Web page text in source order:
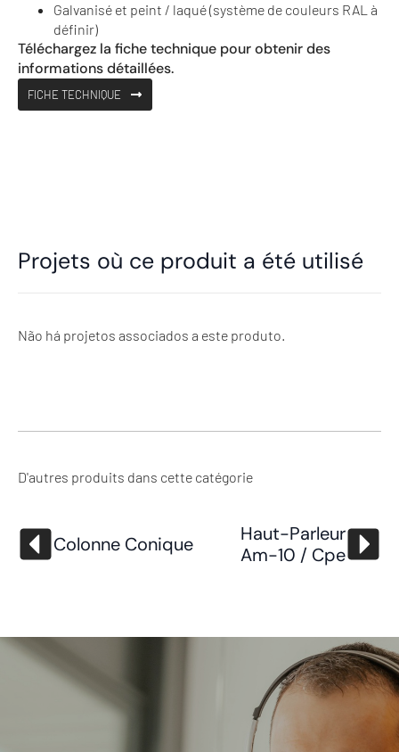
Galvanisé et peint / laqué (système de couleurs RAL à
définir)
Téléchargez la fiche technique pour obtenir des
informations détaillées.
FICHE TECHNIQUE
Projets où ce produit a été utilisé
Não há projetos associados a este produto.
D'autres produits dans cette catégorie
Colonne Conique
Haut-Parleur
Am-10 / Cpe